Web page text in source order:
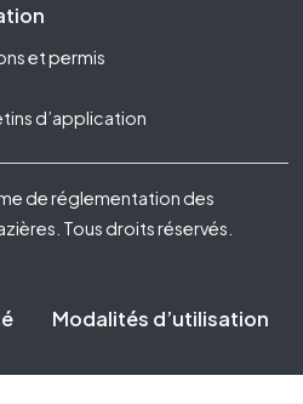
et permis
d’application
de réglementation des
Tous droits réservés.
Modalités d’utilisation